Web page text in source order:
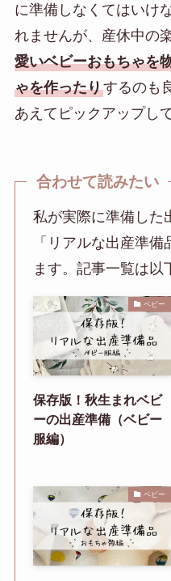
に準備しなくてはいけ
れませんが、産休中の
愛いベビーおもちゃを
ゃを作ったりするのも
あえてピックアップし
合わせて読みたい
私が実際に準備した
「リアルな出産準
ます。記事一覧は以
ベビー
保存版！秋生まれベビ
ーの出産準備（ベビー
服編）
ベビー